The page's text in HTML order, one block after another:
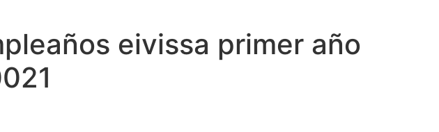
eivissa primer año